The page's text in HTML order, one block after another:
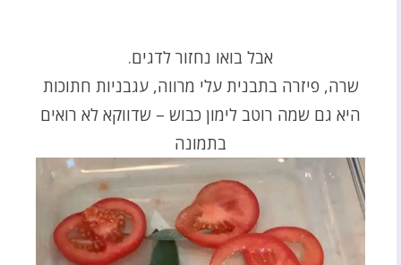
אבל בואו נחזור לדגים.
שרה, פיזרה בתבנית עלי מרווה, עגבניות חתוכות
היא גם שמה רוטב לימון כבוש – שדווקא לא רואים
בתמונה